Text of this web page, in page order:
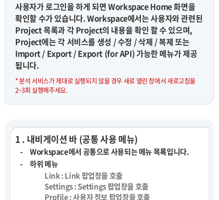
사용자가 로그인을 하게 되면 Workspace Home 화면을
확인할 수가 있습니다. Workspace에서는 사용자와 관련된
Project 목록과 각 Project의 내용을 확인 할 수 있으며,
Project에는 각 서비스를 생성 / 수정 / 삭제 / 복제 또는
Import / Export / Export (for API) 가능한 메뉴가 제공
됩니다.
* 분석 서비스가 제대로 실행되지 않을 경우 새로 열린 창에서 새로고침을
2~3회 실행해주세요.
1 . 내비게이션 바 (공통 사용 메뉴)
Workspace에서 공통으로 사용되는 메뉴 목록입니다.
하위 메뉴
Link : Link 팝업창을 호출
Settings : Settings 팝업창을 호출
Profile : 사용자 정보 팝업창을 호출